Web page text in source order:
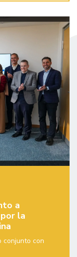
a
la
conjunto con